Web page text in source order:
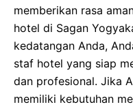
memberikan rasa
hotel di Sagan
kedatangan Anda,
staf hotel yang siap
dan profesional. Jika
memiliki kebutuhan